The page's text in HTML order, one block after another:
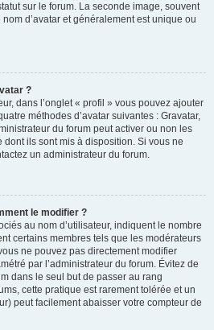
sur le forum. La seconde image, souvent
d’avatar et généralement est unique ou
?
dans l’onglet « profil » vous pouvez ajouter
méthodes d’avatar suivantes : Gravatar,
du forum peut activer ou non les
ils sont mis à disposition. Si vous ne
un administrateur du forum.
le modifier ?
au nom d’utilisateur, indiquent le nombre
certains membres tels que les modérateurs
ne pouvez pas directement modifier
par l’administrateur du forum. Évitez de
dans le seul but de passer au rang
cette pratique est rarement tolérée et un
peut facilement abaisser votre compteur de